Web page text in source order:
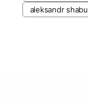
aleksandr